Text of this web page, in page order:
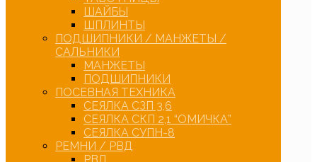
ШАЙБЫ
ШПЛИНТЫ
ПОДШИПНИКИ / МАНЖЕТЫ /
САЛЬНИКИ
МАНЖЕТЫ
ПОДШИПНИКИ
ПОСЕВНАЯ ТЕХНИКА
СЕЯЛКА СЗП 3,6
СЕЯЛКА СКП 2,1 “ОМИЧКА”
СЕЯЛКА СУПН-8
РЕМНИ / РВД
РВД